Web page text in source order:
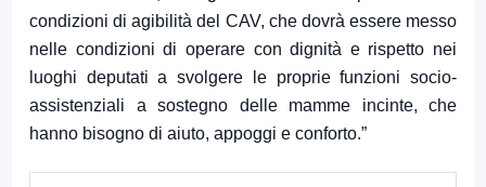
condizioni di agibilità del CAV, che dovrà essere messo
nelle condizioni di operare con dignità e rispetto nei
luoghi deputati a svolgere le proprie funzioni socio-
assistenziali a sostegno delle mamme incinte, che
hanno bisogno di aiuto, appoggi e conforto.”